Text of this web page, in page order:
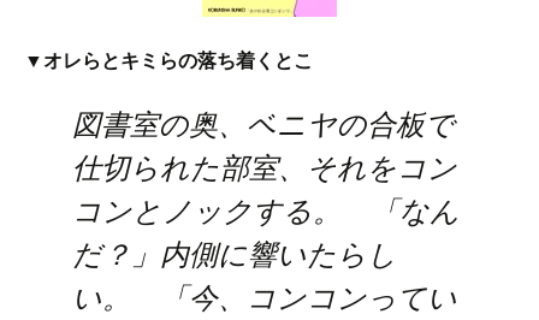
▼オレらとキミらの落ち着くとこ
図書室の奥、ベニヤの合板で
仕切られた部室、それをコン
コンとノックする。 「なん
だ？」内側に響いたらし
い。 「今、コンコンってい